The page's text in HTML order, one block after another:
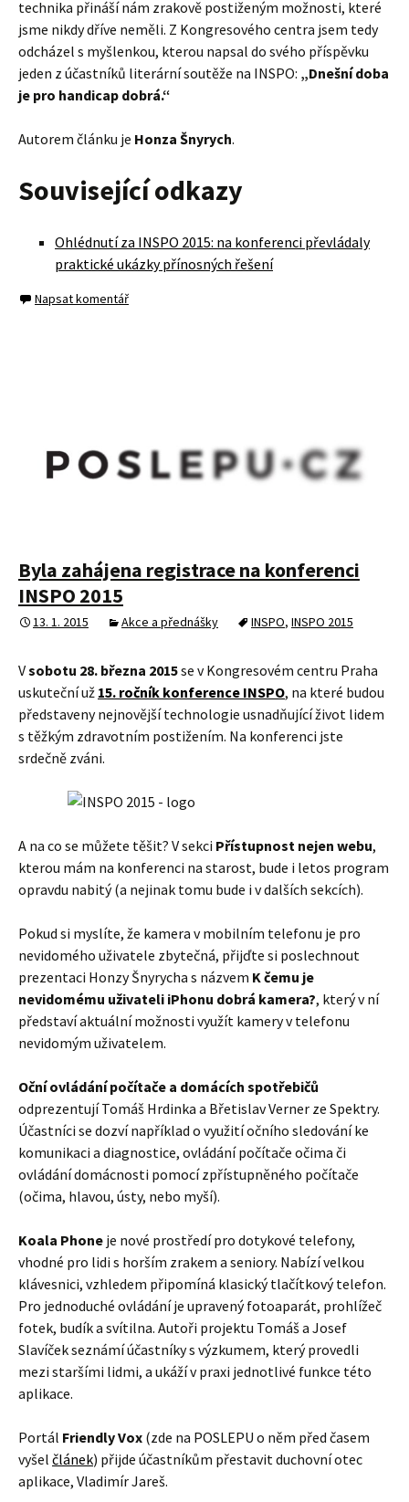
technika přináší nám zrakově postiženým možnosti, které
jsme nikdy dříve neměli. Z Kongresového centra jsem tedy
odcházel s myšlenkou, kterou napsal do svého příspěvku
jeden z účastníků literární soutěže na INSPO: „Dnešní doba
je pro handicap dobrá.“
Autorem článku je Honza Šnyrych.
Související odkazy
Ohlédnutí za INSPO 2015: na konferenci převládaly
praktické ukázky přínosných řešení
Napsat komentář
Byla zahájena registrace na konferenci
INSPO 2015
13. 1. 2015 Akce a přednášky INSPO, INSPO 2015
Vsobotu 28. března 2015se v Kongresovém centru Praha
uskuteční už 15. ročník konference INSPO, na které budou
představeny nejnovější technologie usnadňující život lidem
s těžkým zdravotním postižením. Na konferenci jste
srdečně zváni.
A na co se můžete těšit? V sekci Přístupnost nejen webu,
kterou mám na konferenci na starost, bude i letos program
opravdu nabitý (a nejinak tomu bude i v dalších sekcích).
Pokud si myslíte, že kamera v mobilním telefonu je pro
nevidomého uživatele zbytečná, přijďte si poslechnout
prezentaci Honzy Šnyrycha s názvem K čemu je
nevidomému uživateli iPhonu dobrá kamera?, který v ní
představí aktuální možnosti využít kamery v telefonu
nevidomým uživatelem.
Oční ovládání počítače a domácích spotřebičů
odprezentují Tomáš Hrdinka a Břetislav Verner ze Spektry.
Účastníci se dozví například o využití očního sledování ke
komunikaci a diagnostice, ovládání počítače očima či
ovládání domácnosti pomocí zpřístupněného počítače
(očima, hlavou, ústy, nebo myší).
Koala Phone je nové prostředí pro dotykové telefony,
vhodné pro lidi s horším zrakem a seniory. Nabízí velkou
klávesnici, vzhledem připomíná klasický tlačítkový telefon.
Pro jednoduché ovládání je upravený fotoaparát, prohlížeč
fotek, budík a svítilna. Autoři projektu Tomáš a Josef
Slavíček seznámí účastníky s výzkumem, který provedli
mezi staršími lidmi, a ukáží v praxi jednotlivé funkce této
aplikace.
Portál Friendly Vox (zde na POSLEPU o něm před časem
vyšel článek) přijde účastníkům přestavit duchovní otec
aplikace, Vladimír Jareš.